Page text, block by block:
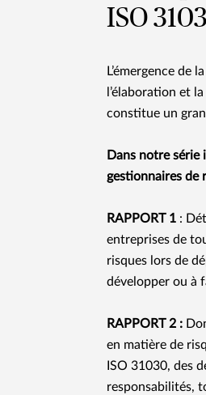
ISO
L’émergence
l’élaboration et
constitue un
Dans notre série
gestionnaires de
RAPPORT 1 :
entreprises de
risques lors de
développer ou à
RAPPORT 2 :
en matière de
ISO 31030, des
responsabilités,